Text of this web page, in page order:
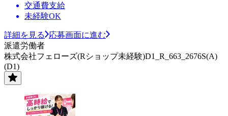
交通費支給
未経験OK
詳細を見る
応募画面に進む
派遣労働者
株式会社フェローズ(Rショップ未経験)D1_R_663_2676S(A)
(D1)